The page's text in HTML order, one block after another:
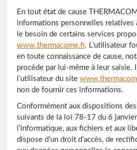
En tout état de cause
informations personnelles relatives
le besoin de certains services
www.thermacome.fr. L’utilisateur
en toute connaissance de cause,
procède par lui-même à leur saisie.
l’utilisateur du site
non de fournir ces informations.
Conformément aux dispositions
suivants de la loi 78-17 du 6
l’informatique, aux fichiers et aux
dispose d’un droit d’accès, de